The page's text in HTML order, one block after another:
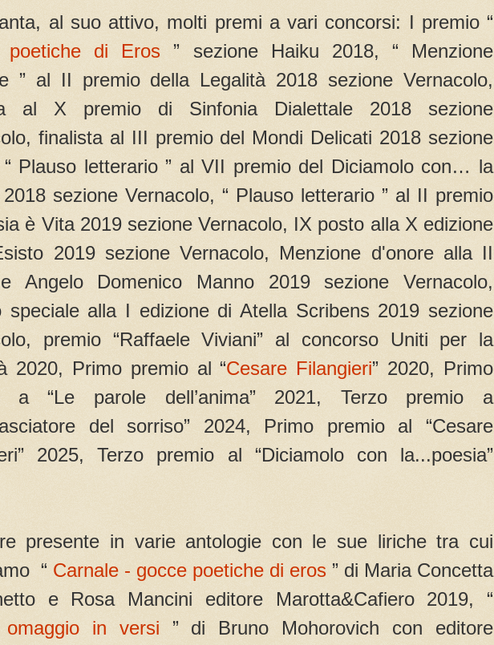
al suo attivo, molti premi a vari concorsi: I premio “
poetiche di Eros ” sezione Haiku 2018, “ Menzione
” al II premio della Legalità 2018 sezione Vernacolo,
al X premio di Sinfonia Dialettale 2018 sezione
finalista al III premio del Mondi Delicati 2018 sezione
“ Plauso letterario ” al VII premio del Diciamolo con… la
sezione Vernacolo, “ Plauso letterario ” al II premio
è Vita 2019 sezione Vernacolo, IX posto alla X edizione
2019 sezione Vernacolo, Menzione d'onore alla II
Angelo Domenico Manno 2019 sezione Vernacolo,
speciale alla I edizione di Atella Scribens 2019 sezione
premio “Raffaele Viviani” al concorso Uniti per la
2020, Primo premio al “Cesare Filangieri” 2020, Primo
a “Le parole dell’anima” 2021, Terzo premio a
del sorriso” 2024, Primo premio al “Cesare
2025, Terzo premio al “Diciamolo con la...poesia”
presente in varie antologie con le sue liriche tra cui
“ Carnale - gocce poetiche di eros ” di Maria Concetta
e Rosa Mancini editore Marotta&Cafiero 2019, “
omaggio in versi ” di Bruno Mohorovich con editore